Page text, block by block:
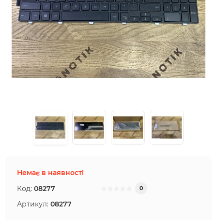
Немає в наявності
Код: 08277 0
Артикул: 08277